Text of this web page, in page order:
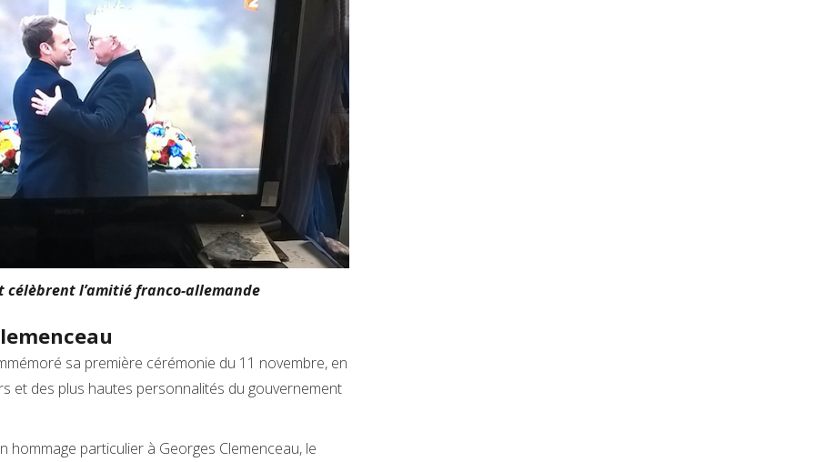
célèbrent l’amitié franco-allemande
sa première cérémonie du 11 novembre, en
et des plus hautes personnalités du gouvernement
hommage particulier à Georges Clemenceau, le